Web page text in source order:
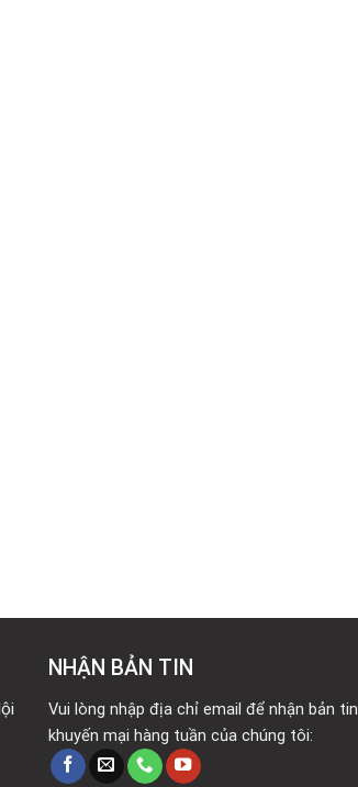
NHẬN BẢN TIN
Vui lòng nhập địa chỉ email để nhận bản tin
khuyến mại hàng tuần của chúng tôi: